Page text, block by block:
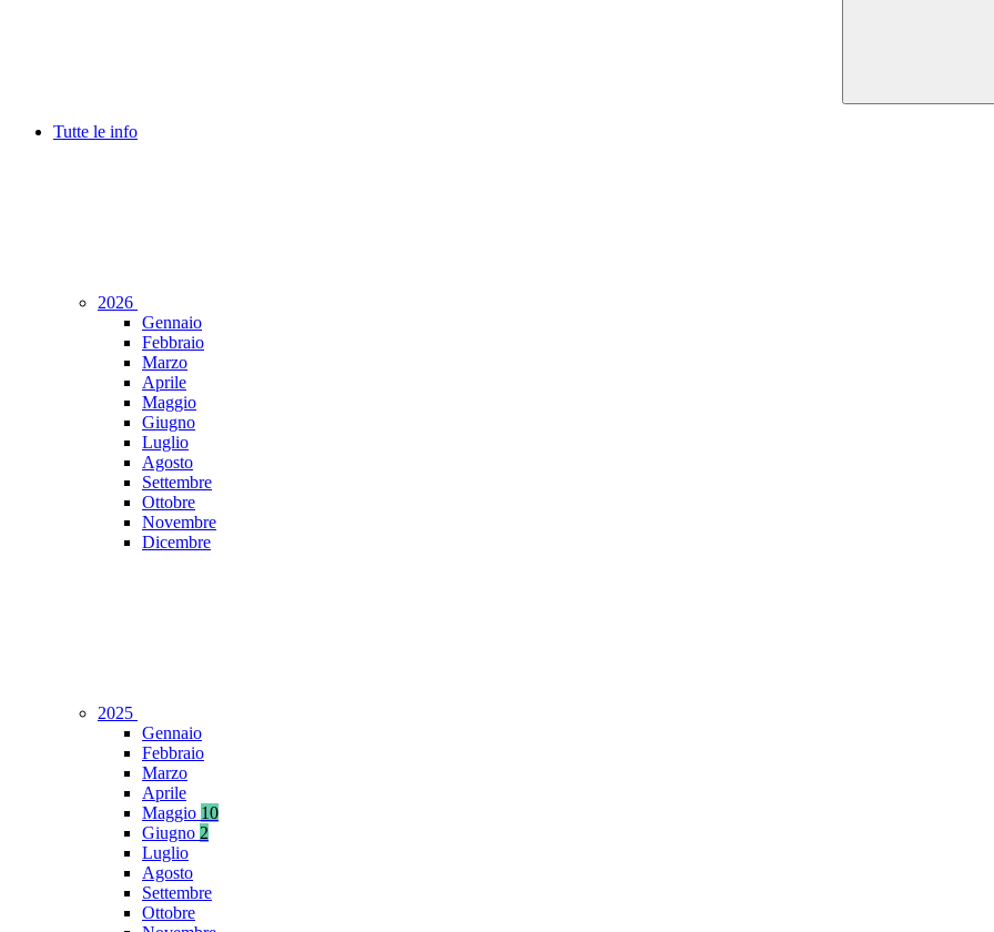
Tutte le info
2026
Gennaio
Febbraio
Marzo
Aprile
Maggio
Giugno
Luglio
Agosto
Settembre
Ottobre
Novembre
Dicembre
2025
Gennaio
Febbraio
Marzo
Aprile
Maggio 10
Giugno 2
Luglio
Agosto
Settembre
Ottobre